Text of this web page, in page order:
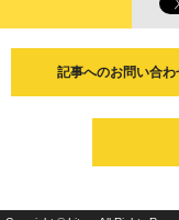
記事へのお問い合わ